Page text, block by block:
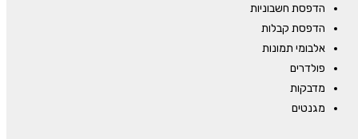
הדפסת חשבוניות
הדפסת קבלות
אלבומי תמונות
פולדרים
מדבקות
מגנטים